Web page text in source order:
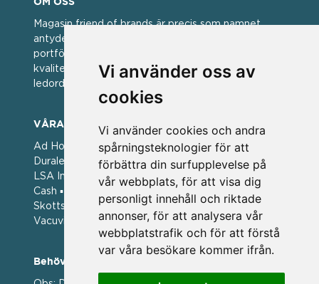
Vi använder oss av
cookies
Vi använder cookies och andra
spårningsteknologier för att
förbättra din surfupplevelse på
vår webbplats, för att visa dig
personligt innehåll och riktade
annonser, för att analysera vår
webbplatstrafik och för att förstå
var våra besökare kommer ifrån.
Magasin friend of brands är precis som namnet
antyder; en vän av varumärken. Vi har idag en stor
portfölj med välkända varumärken med hög
kvalitet. För oss har kvalitet alltid varit ett av
ledorden och som styrt vår verksamhet.
VÅRA VARUMÄRKEN
Ad Hoc ▪ Bialetti ▪ Cole & Mason ▪ Caps Me ▪
Duralex ▪ Forged ▪ G3 Ferrari ▪ Ken Hom ▪ Kilner ▪
LSA International ▪ Laguiole Style de Vie ▪ Mason
Cash ▪ Pintinox ▪ Plate-it ▪ Price and Kengsington ▪
Skottsberg ▪ Scandinavian Home ▪ Style de Vie ▪
Vacuvin ▪ Viners ▪ Zack ▪ Zyliss
Behöver du hjälp att beställa?